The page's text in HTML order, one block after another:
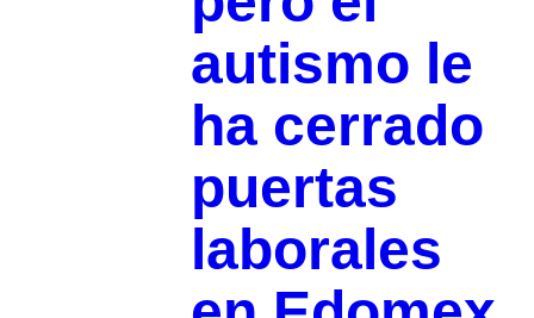
autismo le
ha cerrado
puertas
laborales